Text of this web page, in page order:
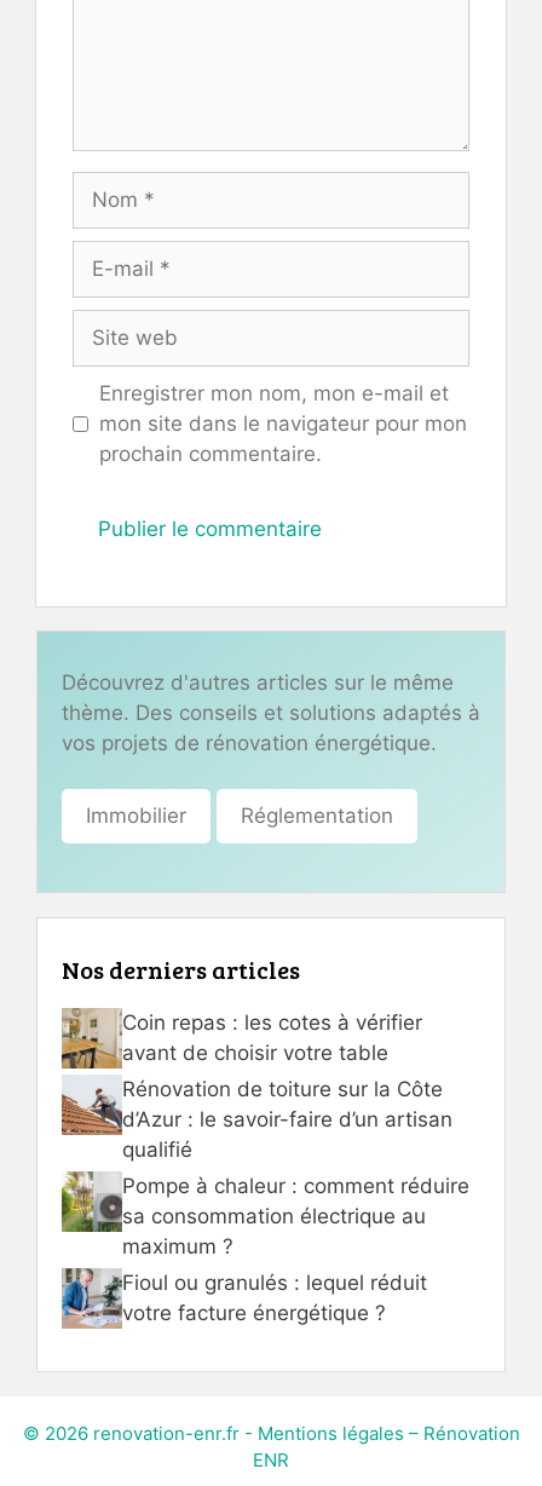
Nom
Site
web
Enregistrer mon nom, mon e-mail et
mon site dans le navigateur pour mon
prochain commentaire.
Découvrez d'autres articles sur le même
thème. Des conseils et solutions adaptés à
vos projets de rénovation énergétique.
Immobilier Réglementation
Nos derniers articles
Coin repas : les cotes à vérifier
avant de choisir votre table
Rénovation de toiture sur la Côte
d’Azur : le savoir-faire d’un artisan
qualifié
Pompe à chaleur : comment réduire
sa consommation électrique au
maximum ?
Fioul ou granulés : lequel réduit
votre facture énergétique ?
© 2026 renovation-enr.fr - Mentions légales – Rénovation
ENR